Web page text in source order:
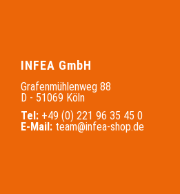
INFEA GmbH
Grafenmühlenweg 88
D - 51069 Köln
Tel: +49 (0) 221 96 35 45 0
E-Mail: team@infea-shop.de